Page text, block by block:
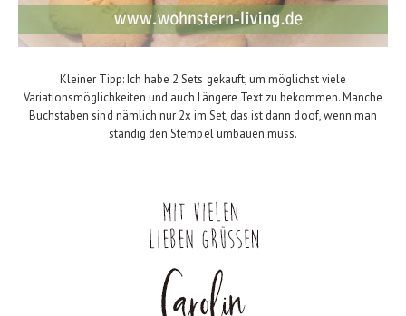
Kleiner Tipp: Ich habe 2 Sets gekauft, um möglichst viele
Variationsmöglichkeiten und auch längere Text zu bekommen. Manche
Buchstaben sind nämlich nur 2x im Set, das ist dann doof, wenn man
ständig den Stempel umbauen muss.